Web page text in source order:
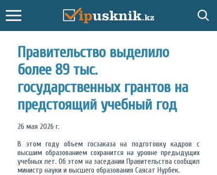
Правительство выделило
более 89 тыс.
государственных грантов на
предстоящий учебный год
26 мая 2026 г.
В этом году объем госзаказа на подготовку кадров с
высшим образованием сохранится на уровне предыдущих
учебных лет. Об этом на заседании Правительства сообщил
министр науки и высшего образования Саясат Нурбек.